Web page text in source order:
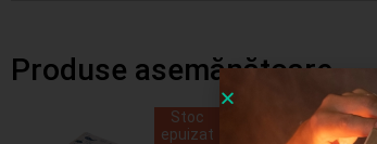
Produse asemănătoare
Stoc
epuizat